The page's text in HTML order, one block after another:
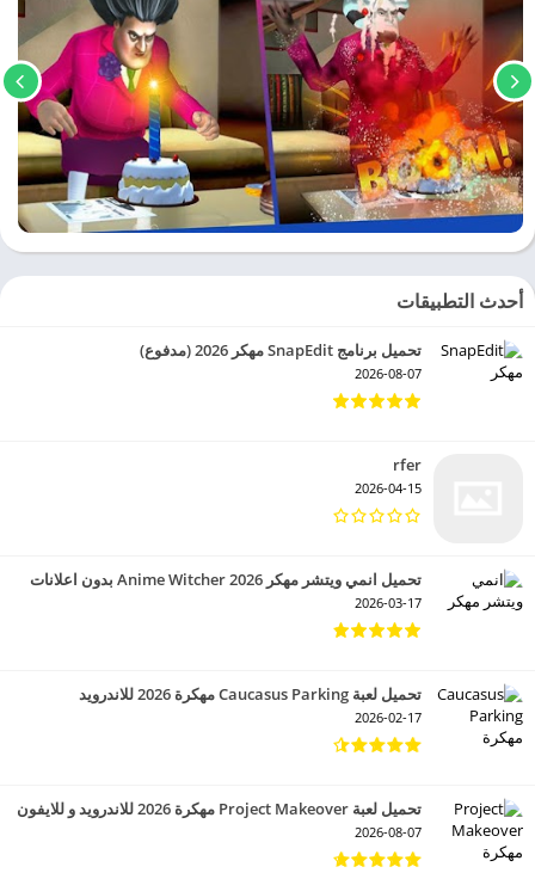
أحدث التطبيقات
تحميل برنامج SnapEdit مهكر 2026 (مدفوع)
2026-08-07
rfer
2026-04-15
تحميل انمي ويتشر مهكر 2026 Anime Witcher بدون اعلانات
2026-03-17
تحميل لعبة Caucasus Parking مهكرة 2026 للاندرويد
2026-02-17
تحميل لعبة Project Makeover مهكرة 2026 للاندرويد و للايفون
2026-08-07